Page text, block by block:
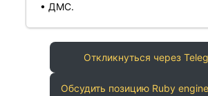
• ДМС.
Откликнуться через
Обсудить позицию Ruby